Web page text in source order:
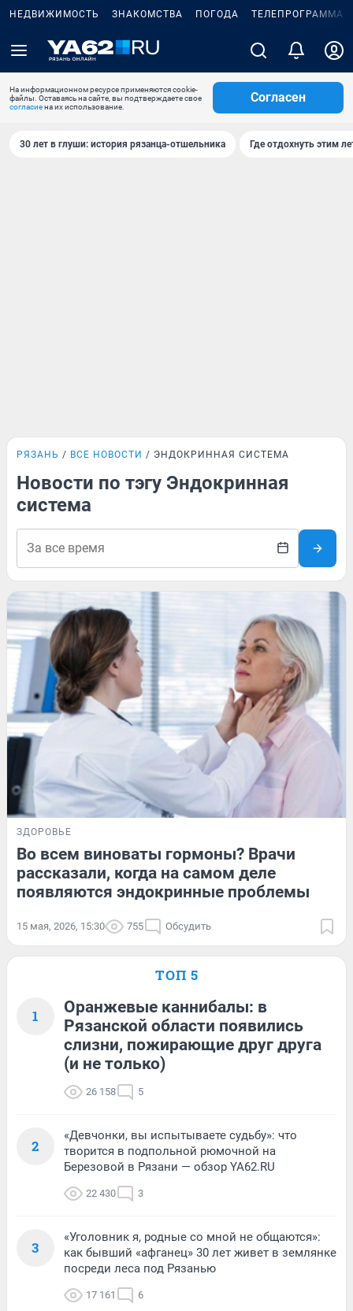
НЕДВИЖИМОСТЬ ЗНАКОМСТВА ПОГОДА ТЕЛЕПРОГРАММА
На информационном ресурсе применяются cookie-
файлы. Оставаясь на сайте, вы подтверждаете свое
согласиена их использование.
Согласен
30 лет в глуши: история рязанца-отшельника Где отдохнуть этим
РЯЗАНЬ ВСЕ НОВОСТИ ЭНДОКРИННАЯ СИСТЕМА
Новости по тэгу Эндокринная
система
ЗДОРОВЬЕ
Во всем виноваты гормоны? Врачи
рассказали, когда на самом деле
появляются эндокринные проблемы
15 мая, 2026, 15:30 755 Обсудить
ТОП 5
1
Оранжевые каннибалы: в
Рязанской области появились
слизни, пожирающие друг друга
(и не только)
26 158 5
2
«Девчонки, вы испытываете судьбу»: что
творится в подпольной рюмочной на
Березовой в Рязани — обзор YA62.RU
22 430 3
3
«Уголовник я, родные со мной не общаются»:
как бывший «афганец» 30 лет живет в землянке
посреди леса под Рязанью
17 161 6